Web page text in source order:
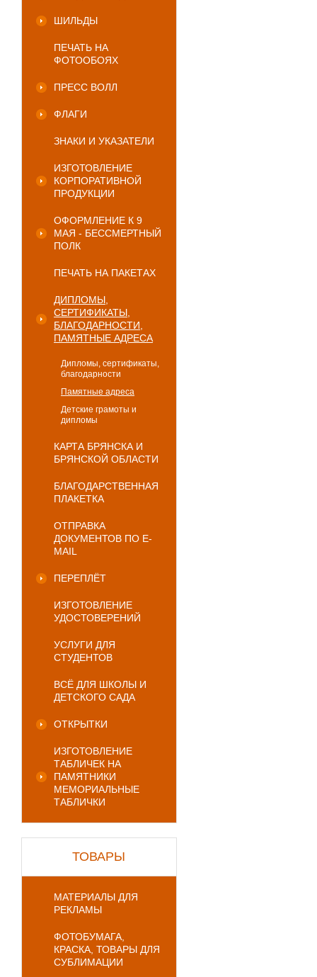
ШИЛЬДЫ
ПЕЧАТЬ НА
ФОТООБОЯХ
ПРЕСС ВОЛЛ
ФЛАГИ
ЗНАКИ И УКАЗАТЕЛИ
ИЗГОТОВЛЕНИЕ
КОРПОРАТИВНОЙ
ПРОДУКЦИИ
ОФОРМЛЕНИЕ К 9
МАЯ - БЕССМЕРТНЫЙ
ПОЛК
ПЕЧАТЬ НА ПАКЕТАХ
ДИПЛОМЫ,
СЕРТИФИКАТЫ,
БЛАГОДАРНОСТИ,
ПАМЯТНЫЕ АДРЕСА
Дипломы, сертификаты,
благодарности
Памятные адреса
Детские грамоты и
дипломы
КАРТА БРЯНСКА И
БРЯНСКОЙ ОБЛАСТИ
БЛАГОДАРСТВЕННАЯ
ПЛАКЕТКА
ОТПРАВКА
ДОКУМЕНТОВ ПО E-
MAIL
ПЕРЕПЛЁТ
ИЗГОТОВЛЕНИЕ
УДОСТОВЕРЕНИЙ
УСЛУГИ ДЛЯ
СТУДЕНТОВ
ВСЁ ДЛЯ ШКОЛЫ И
ДЕТСКОГО САДА
ОТКРЫТКИ
ИЗГОТОВЛЕНИЕ
ТАБЛИЧЕК НА
ПАМЯТНИКИ
МЕМОРИАЛЬНЫЕ
ТАБЛИЧКИ
ТОВАРЫ
МАТЕРИАЛЫ ДЛЯ
РЕКЛАМЫ
ФОТОБУМАГА,
КРАСКА, ТОВАРЫ ДЛЯ
СУБЛИМАЦИИ